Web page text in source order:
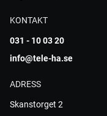
KONTAKT
031 - 10 03 20
info@tele-ha.se
ADRESS
Skanstorget 2